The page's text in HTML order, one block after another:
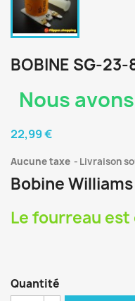
BOBINE SG-23-
Nous
22,99 €
Aucune taxe Livraison
Bobine
Le fourreau
Quantité